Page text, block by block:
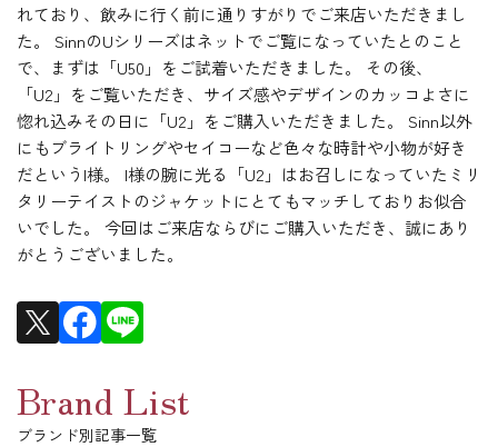
れており、飲みに行く前に通りすがりでご来店いただきまし
た。 SinnのUシリーズはネットでご覧になっていたとのこと
で、まずは「U50」をご試着いただきました。 その後、
「U2」をご覧いただき、サイズ感やデザインのカッコよさに
惚れ込みその日に「U2」をご購入いただきました。 Sinn以外
にもブライトリングやセイコーなど色々な時計や小物が好き
だというI様。 I様の腕に光る「U2」はお召しになっていたミリ
タリーテイストのジャケットにとてもマッチしておりお似合
いでした。 今回はご来店ならびにご購入いただき、誠にあり
がとうございました。
Brand List
ブランド別記事一覧